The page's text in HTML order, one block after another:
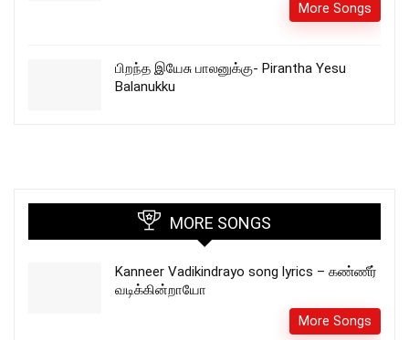
More Songs
பிறந்த இயேசு பாலனுக்கு- Pirantha Yesu
Balanukku
MORE SONGS
Kanneer Vadikindrayo song lyrics – கண்ணீர்
வடிக்கின்றாயோ
More Songs